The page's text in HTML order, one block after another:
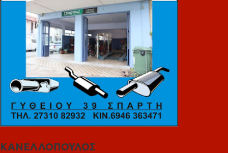
ΚΑΝΕΛΛΟΠΟΥΛΟΣ